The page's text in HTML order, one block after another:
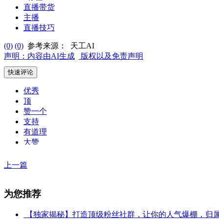
直播带货
主播
直播技巧
(0) (0) 参考来源：
天工AI
声明：内容由AI生成
版权以及免责声明
快速评论
优秀
顶
赞一个
支持
有道理
大赞
喜欢
上一篇
为您推荐
【独家揭秘】打造顶级粉丝社群，让你的人气爆棚，归